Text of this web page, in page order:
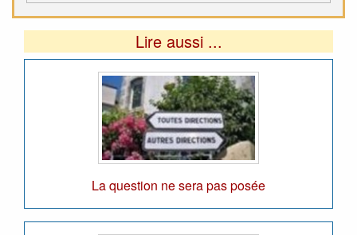
Lire aussi ...
La question ne sera pas posée